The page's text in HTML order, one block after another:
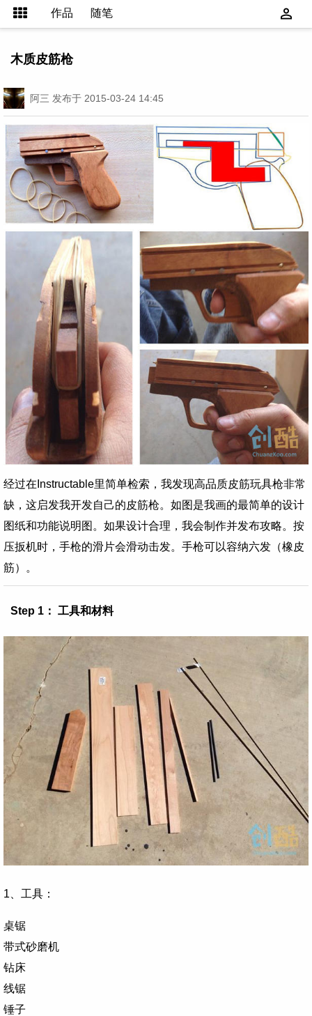
作品 随笔
木质皮筋枪
阿三 发布于 2015-03-24 14:45
经过在Instructable里简单检索，我发现高品质皮筋玩具枪非常
缺，这启发我开发自己的皮筋枪。如图是我画的最简单的设计
图纸和功能说明图。如果设计合理，我会制作并发布攻略。按
压扳机时，手枪的滑片会滑动击发。手枪可以容纳六发（橡皮
筋）。
Step 1： 工具和材料
1、工具：
桌锯
带式砂磨机
钻床
线锯
锤子